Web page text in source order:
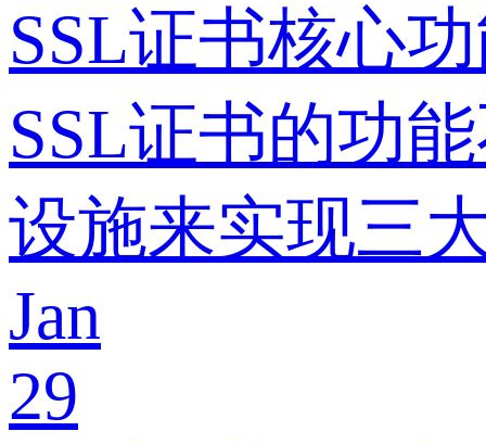
SSL证书核心
SSL证书的功
设施来实现三
Jan
29